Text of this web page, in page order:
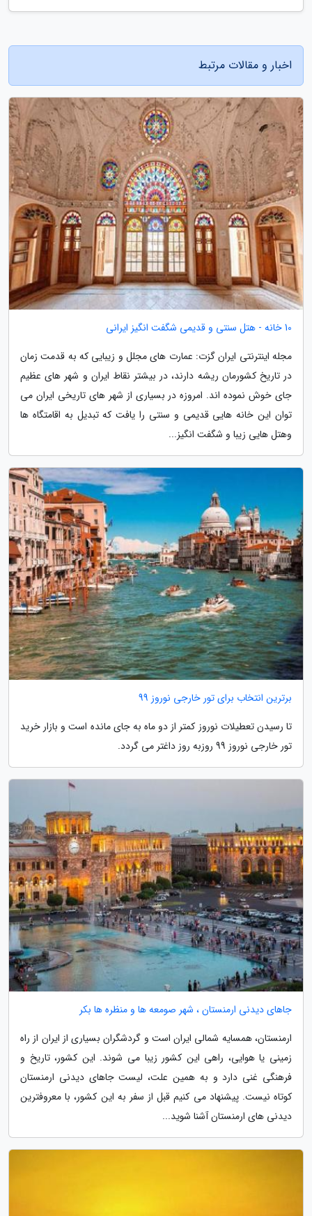
اخبار و مقالات مرتبط
10 خانه - هتل سنتی و قدیمی شگفت انگیز ایرانی
مجله اینترنتی ایران گزت: عمارت های مجلل و زیبایی که به قدمت زمان
در تاریخ کشورمان ریشه دارند، در بیشتر نقاط ایران و شهر های عظیم
جای خوش نموده اند. امروزه در بسیاری از شهر های تاریخی ایران می
توان این خانه هایی قدیمی و سنتی را یافت که تبدیل به اقامتگاه ها
وهتل هایی زیبا و شگفت انگیز...
برترین انتخاب برای تور خارجی نوروز 99
تا رسیدن تعطیلات نوروز کمتر از دو ماه به جای مانده است و بازار خرید
تور خارجی نوروز 99 روزبه روز داغتر می گردد.
جاهای دیدنی ارمنستان ، شهر صومعه ها و منظره ها بکر
ارمنستان، همسایه شمالی ایران است و گردشگران بسیاری از ایران از راه
زمینی یا هوایی، راهی این کشور زیبا می شوند. این کشور، تاریخ و
فرهنگی غنی دارد و به همین علت، لیست جاهای دیدنی ارمنستان
کوتاه نیست. پیشنهاد می کنیم قبل از سفر به این کشور، با معروفترین
دیدنی های ارمنستان آشنا شوید...